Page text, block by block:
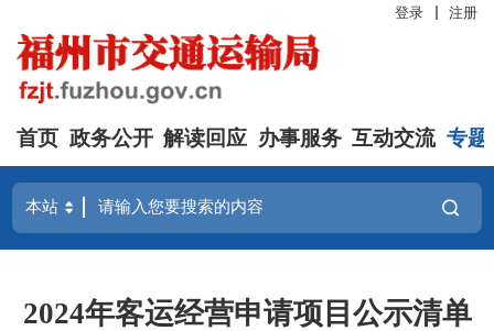
登录 注册
首页 政务公开 解读回应 办事服务 互动交流 专题
2024年客运经营申请项目公示清单